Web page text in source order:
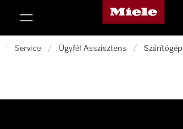
Miele honlapja
/ Service / Ügyfél Asszisztens / Szárítógép